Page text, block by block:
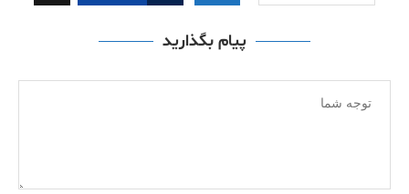
پیام بگذارید